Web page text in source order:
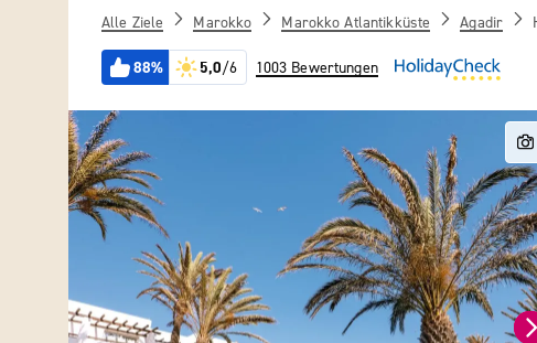
Alle Ziele Marokko Marokko Atlantikküste Agadir
88% 5,0/6 1003 Bewertungen